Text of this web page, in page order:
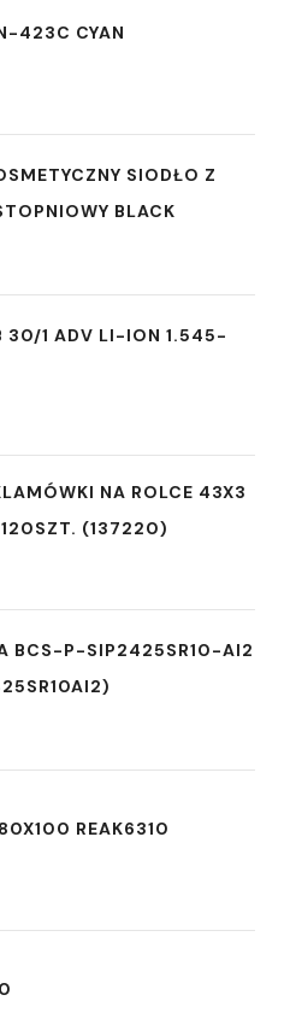
423C CYAN
SIODŁO Z
BLACK
30/1 ADV LI-ION 1.545-
NA ROLCE 43X3
120SZT. (137220)
BCS-P-SIP2425SR10-AI2
REAK6310